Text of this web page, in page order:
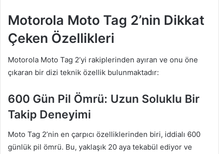
Motorola Moto Tag 2’nin Dikkat
Çeken Özellikleri
Motorola Moto Tag 2’yi rakiplerinden ayıran ve onu öne
çıkaran bir dizi teknik özellik bulunmaktadır:
600 Gün Pil Ömrü: Uzun Soluklu Bir
Takip Deneyimi
Moto Tag 2’nin en çarpıcı özelliklerinden biri, iddialı 600
günlük pil ömrü. Bu, yaklaşık 20 aya tekabül ediyor ve